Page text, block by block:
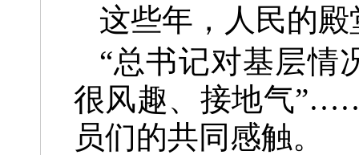
这些年，人民的
“总书记对基层情
很风趣、接地气
员们的共同感触。